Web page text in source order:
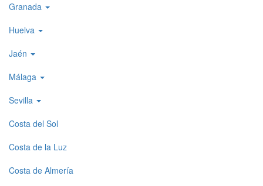
Granada
Huelva
Jaén
Málaga
Sevilla
Costa del Sol
Costa de la Luz
Costa de Almería